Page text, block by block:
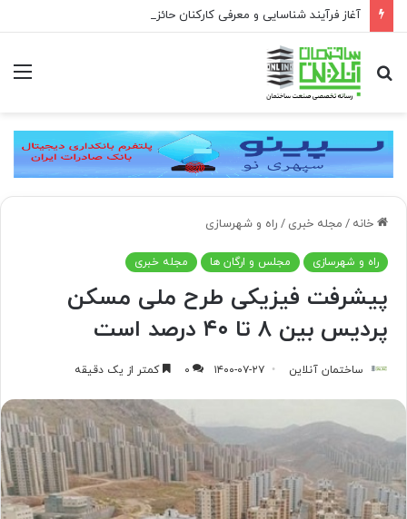
جستجو
برای
خانه / مجله خبری / راه و شهرسازی
راه و شهرسازی مجلس و ارگان ها مجله خبری
پیشرفت فیزیکی طرح ملی مسکن
پردیس بین ۸ تا ۴۰ درصد است
ساختمان آنلاین ۱۴۰۰-۰۷-۲۷ ۰ کمتر از یک دقیقه